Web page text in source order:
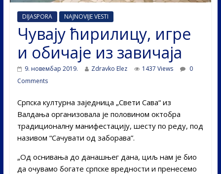
DIJASPORA NAJNOVIJE VESTI
Чувају ћирилицу, игре
и обичаје из завичаја
9. новембар 2019. Zdravko Elez 1437 Views
0
Comments
Српска културна заједница „Свети Сава“ из
Валдања организовала је половином октобра
традиционалну манифестацију, шесту по реду, под
називом “Сачувати од заборава”.
„Од оснивања до данашњег дана, циљ нам је био
да очувамо богате српске вредности и пренесемо